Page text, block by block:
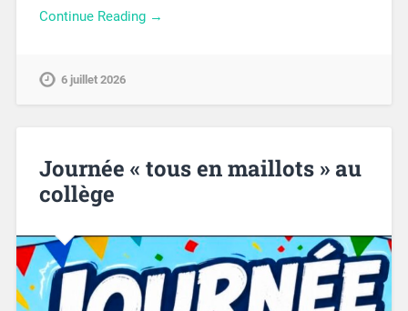
Continue Reading →
6 juillet 2026
Journée « tous en maillots » au
collège